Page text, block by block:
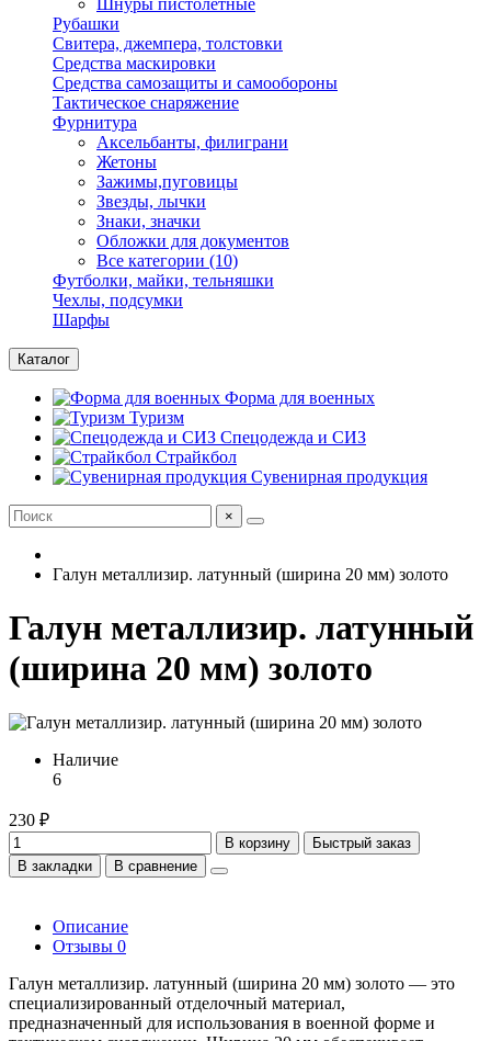
Шнуры пистолетные
Рубашки
Свитера, джемпера, толстовки
Средства маскировки
Средства самозащиты и самообороны
Тактическое снаряжение
Фурнитура
Аксельбанты, филиграни
Жетоны
Зажимы,пуговицы
Звезды, лычки
Знаки, значки
Обложки для документов
Все категории (10)
Футболки, майки, тельняшки
Чехлы, подсумки
Шарфы
Каталог
Форма для военных
Туризм
Спецодежда и СИЗ
Страйкбол
Сувенирная продукция
×
Галун металлизир. латунный (ширина 20 мм) золото
Галун металлизир. латунный
(ширина 20 мм) золото
Наличие
6
230 ₽
В корзину
Быстрый заказ
В закладки
В сравнение
Описание
Отзывы 0
Галун металлизир. латунный (ширина 20 мм) золото — это
специализированный отделочный материал,
предназначенный для использования в военной форме и